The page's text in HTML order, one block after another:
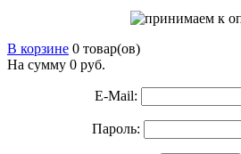
В корзине 0 товар(ов)
На сумму 0 руб.
E-Mail:
Пароль: